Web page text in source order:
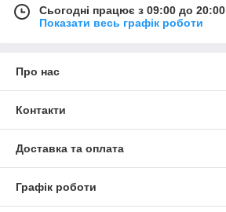
Сьогодні працює з 09:00 до 20:00
Показати весь графік роботи
Про нас
Контакти
Доставка та оплата
Графік роботи